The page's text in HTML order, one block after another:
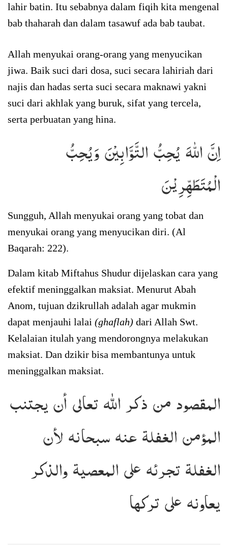
lahir batin. Itu sebabnya dalam fiqih kita mengenal
bab thaharah dan dalam tasawuf ada bab taubat.
Allah menyukai orang-orang yang menyucikan
jiwa. Baik suci dari dosa, suci secara lahiriah dari
najis dan hadas serta suci secara maknawi yakni
suci dari akhlak yang buruk, sifat yang tercela,
serta perbuatan yang hina.
اِنَّ اللّٰهَ يُحِبُّ التَّوَّابِيْنَ وَيُحِبُّ
الْمُتَطَهِّرِيْنَ
Sungguh, Allah menyukai orang yang tobat dan
menyukai orang yang menyucikan diri. (Al
Baqarah: 222).
Dalam kitab Miftahus Shudur dijelaskan cara yang
efektif meninggalkan maksiat. Menurut Abah
Anom, tujuan dzikrullah adalah agar mukmin
dapat menjauhi lalai (ghaflah) dari Allah Swt.
Kelalaian itulah yang mendorongnya melakukan
maksiat. Dan dzikir bisa membantunya untuk
meninggalkan maksiat.
المقصود من ذكر الله تعالى أن يجتنب
المؤمن الغفلة عنه سبحانه لأن
الغفلة تجرئه على المعصية والذكر
يعاونه على تركها